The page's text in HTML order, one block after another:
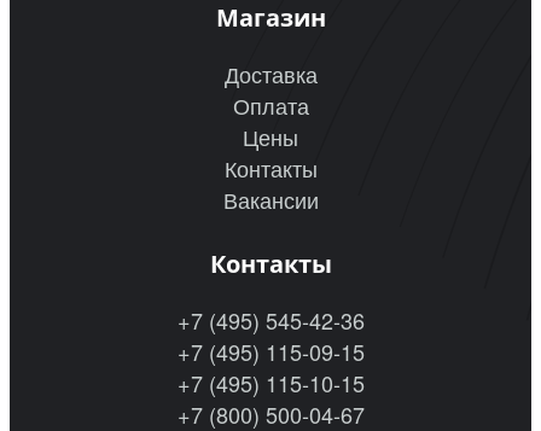
Магазин
Доставка
Оплата
Цены
Контакты
Вакансии
Контакты
+7 (495) 545-42-36
+7 (495) 115-09-15
+7 (495) 115-10-15
+7 (800) 500-04-67